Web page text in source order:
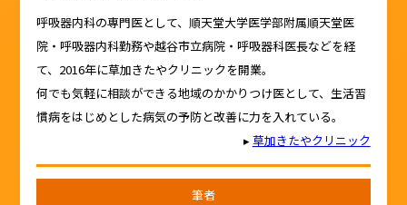
呼吸器内科の専門医として、順天堂大学医学部附属順天堂医
院・呼吸器内科勤務や越谷市立病院・呼吸器科医長などを経
て、2016年に草加きたやクリニックを開業。
何でも気軽に相談ができる地域のかかりつけ医として、生活習
慣病をはじめとした病気の予防と改善に力を入れている。
▸草加きたやクリニック
筆者